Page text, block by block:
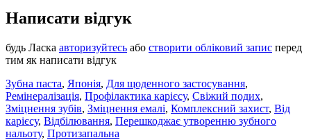
Написати відгук
будь Ласка авторизуйтесь або створити обліковий запис перед
тим як написати відгук
Зубна паста, Японія, Для щоденного застосування,
Ремінералізація, Профілактика карієсу, Свіжий подих,
Зміцнення зубів, Зміцнення емалі, Комплексний захист, Від
карієсу, Відбілювання, Перешкоджає утворенню зубного
нальоту, Протизапальна